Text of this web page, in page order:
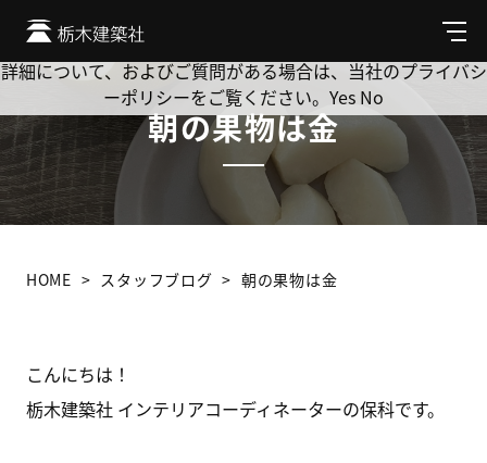
メ
ニ
ュ
朝の果物は金
HOME スタッフブログ 朝の果物は金
こんにちは！
栃木建築社 インテリアコーディネーターの保科です。
Cookie を使用して、お客様の活動を追跡してもよろしいです
か? 当社ではお客様のプライバシーを極めて重視しています。
詳細について、およびご質問がある場合は、当社のプライバシ
ーポリシーをご覧ください。 Yes No